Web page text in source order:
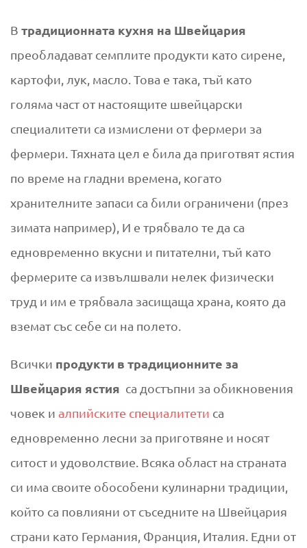
с
к
а
к
у
х
н
я
В традиционната кухня на Швейцария
преобладават семплите продукти като сирене,
картофи, лук, масло. Това е така, тъй като
голяма част от настоящите швейцарски
специалитети са измислени от фермери за
фермери. Тяхната цел е била да приготвят ястия
по време на гладни времена, когато
хранителните запаси са били ограничени (през
зимата например), И е трябвало те да са
едновременно вкусни и питателни, тъй като
фермерите са извълшвали нелек физически
труд и им е трябвала засищаща храна, която да
вземат със себе си на полето.
Всички продукти в традиционните за
Швейцария ястия са достъпни за обикновения
човек и алпийските специалитети са
едновременно лесни за приготвяне и носят
ситост и удоволствие. Всяка област на страната
си има своите обособени кулинарни традиции,
който са повлияни от съседните на Швейцария
страни като Германия, Франция, Италия. Едни от